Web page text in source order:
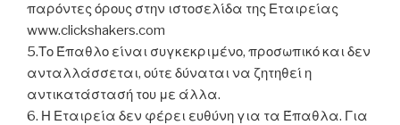
παρόντες όρους στην ιστοσελίδα της Εταιρείας
www.clickshakers.com
5.Το Έπαθλο είναι συγκεκριμένο, προσωπικό και δεν
ανταλλάσσεται, ούτε δύναται να ζητηθεί η
αντικατάστασή του με άλλα.
6. Η Εταιρεία δεν φέρει ευθύνη για τα Έπαθλα. Για